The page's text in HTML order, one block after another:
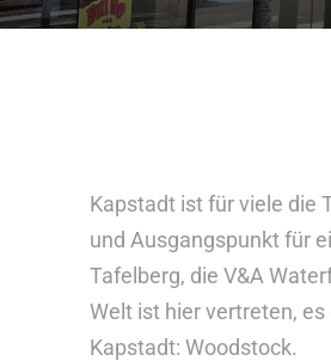
Kapstadt ist für viele die
und Ausgangspunkt für
Tafelberg, die V&A
Welt ist hier vertreten,
Kapstadt: Woodstock.